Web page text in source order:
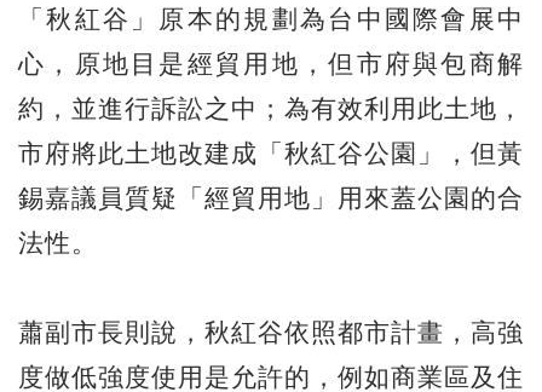
「秋紅谷」原本的規劃為台中國際會展中
心，原地目是經貿用地，但市府與包商解
約，並進行訴訟之中；為有效利用此土地，
市府將此土地改建成「秋紅谷公園」，但黃
錫嘉議員質疑「經貿用地」用來蓋公園的合
法性。
蕭副市長則說，秋紅谷依照都市計畫，高強
度做低強度使用是允許的，例如商業區及住